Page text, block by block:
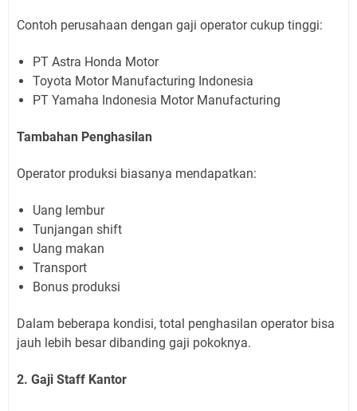
Contoh perusahaan dengan gaji operator cukup tinggi:
PT Astra Honda Motor
Toyota Motor Manufacturing Indonesia
PT Yamaha Indonesia Motor Manufacturing
Tambahan Penghasilan
Operator produksi biasanya mendapatkan:
Uang lembur
Tunjangan shift
Uang makan
Transport
Bonus produksi
Dalam beberapa kondisi, total penghasilan operator bisa
jauh lebih besar dibanding gaji pokoknya.
2. Gaji Staff Kantor